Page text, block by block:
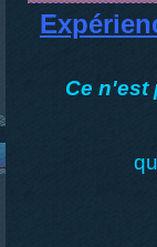
Ce n'est